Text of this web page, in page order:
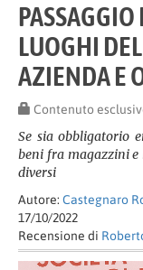
LUOGHI
AZIENDA E
Contenuto
Se sia obbligatorio
beni fra magazzini e
diversi
Autore: Castegnaro
17/10/2022
Recensione di